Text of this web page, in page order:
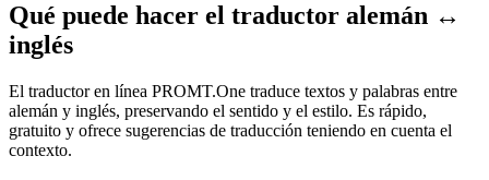
Qué puede hacer el traductor alemán ↔
inglés
El traductor en línea PROMT.One traduce textos y palabras entre
alemán y inglés, preservando el sentido y el estilo. Es rápido,
gratuito y ofrece sugerencias de traducción teniendo en cuenta el
contexto.